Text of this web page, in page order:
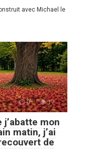
avec Michael le
0 17
j’abatte mon
matin, j’ai
de